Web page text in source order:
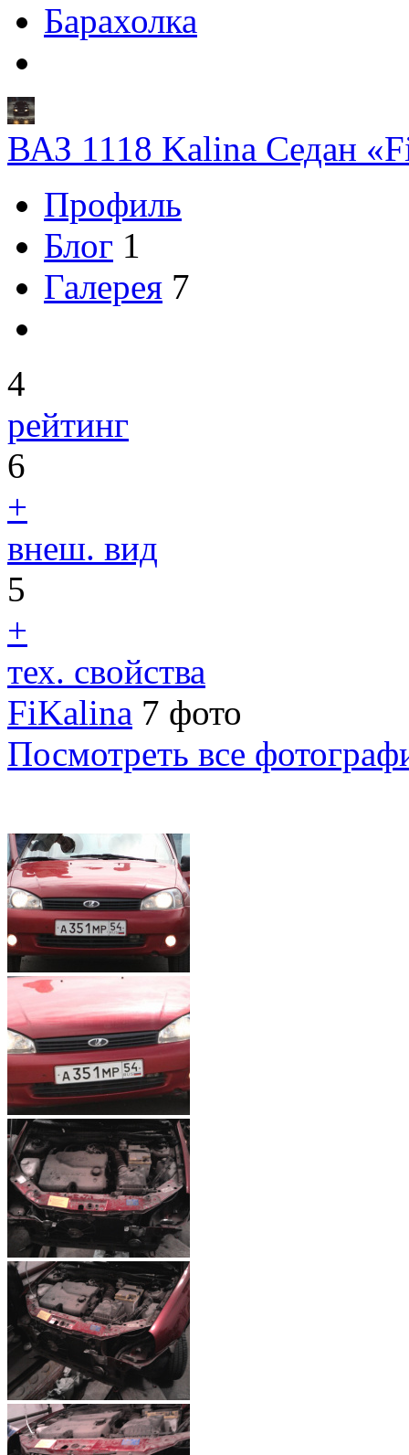
Барахолка
ВАЗ 1118 Kalina Седан
Профиль
Блог 1
Галерея 7
4
рейтинг
6
+
внеш. вид
5
+
тех. свойства
FiKalina 7 фото
Посмотреть все